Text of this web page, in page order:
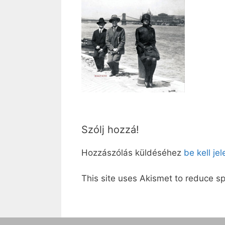
Szólj hozzá!
Hozzászólás küldéséhez be kell
This site uses Akismet to reduce